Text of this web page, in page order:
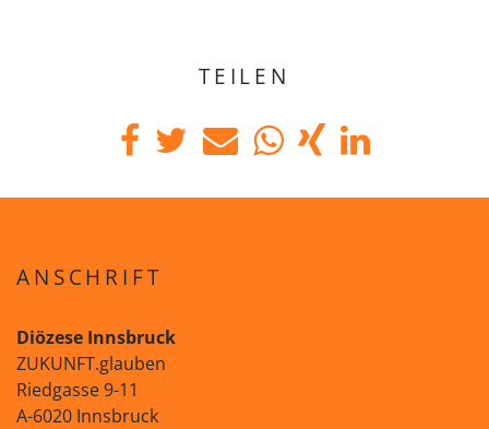
TEILEN
ANSCHRIFT
Diözese Innsbruck
ZUKUNFT.glauben
Riedgasse 9-11
A-6020 Innsbruck